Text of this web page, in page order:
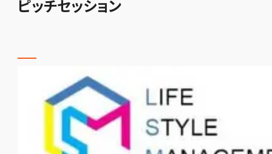
ピッチセッション